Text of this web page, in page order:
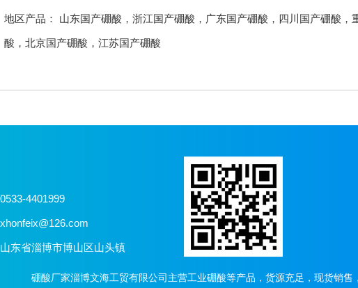
地区产品： 山东国产硼酸 ， 浙江国产硼酸 ， 广东国产硼酸 ， 四川国产硼酸 ，
酸 ， 北京国产硼酸 ， 江苏国产硼酸
4401999
东省淄博市博山区山头镇
硼酸厂家淄博文海工贸有限公司主营工业硼酸等产品， 货源充足，现货销售